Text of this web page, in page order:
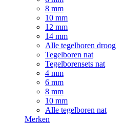
8 mm
10 mm
12 mm
14 mm
Alle tegelboren droog
Tegelboren nat
Tegelborensets nat
4 mm
6 mm
8 mm
10 mm
Alle tegelboren nat
Merken